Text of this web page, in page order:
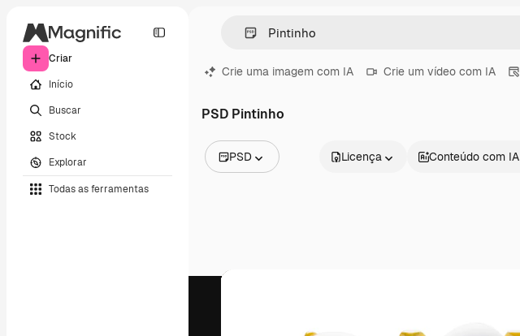
Criar
Início
Buscar
Stock
Explorar
Todas as ferramentas
Crie uma imagem com IA Crie um vídeo com IA
PSD Pintinho
PSD
Vídeos
Licença Conteúdo com IA